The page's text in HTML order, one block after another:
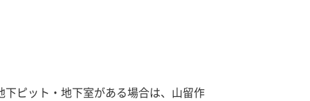
ピット・地下室がある場合は、山留作